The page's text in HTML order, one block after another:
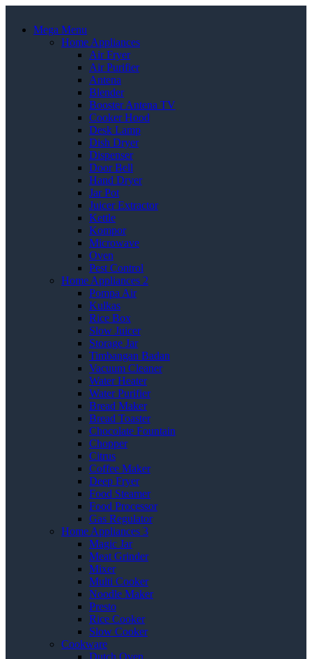
Mega Menu
Home Appliances
Air Fryer
Air Purifier
Antena
Blender
Booster Antena TV
Cooker Hood
Desk Lamp
Dish Dryer
Dispenser
Door Bell
Hand Dryer
Jar Pot
Juicer Extractor
Kettle
Kompor
Microwave
Oven
Pest Control
Home Appliances 2
Pompa Air
Kulkas
Rice Box
Slow Juicer
Storage Jar
Timbangan Badan
Vacuum Cleaner
Water Heater
Water Purifier
Bread Maker
Bread Toaster
Chocolate Fountain
Chopper
Citrus
Coffee Maker
Deep Fryer
Food Steamer
Food Processor
Gas Regulator
Home Appliances 3
Magic Jar
Meat Grinder
Mixer
Multi Cooker
Noodle Maker
Presto
Rice Cooker
Slow Cooker
Cookware
Dutch Oven